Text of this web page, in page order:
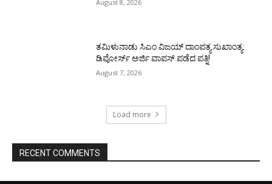
August 8, 2026
ತಮಿಳುನಾಡು ಸಿಎಂ ವಿಜಯ್‌ ದಾಂಪತ್ಯ ಸುಖಾಂತ್ಯ:
ಡಿವೋರ್ಸ್‌ ಅರ್ಜಿ ವಾಪಸ್‌ ಪಡೆದ ಪತ್ನಿ!
August 7, 2026
Load more
RECENT COMMENTS